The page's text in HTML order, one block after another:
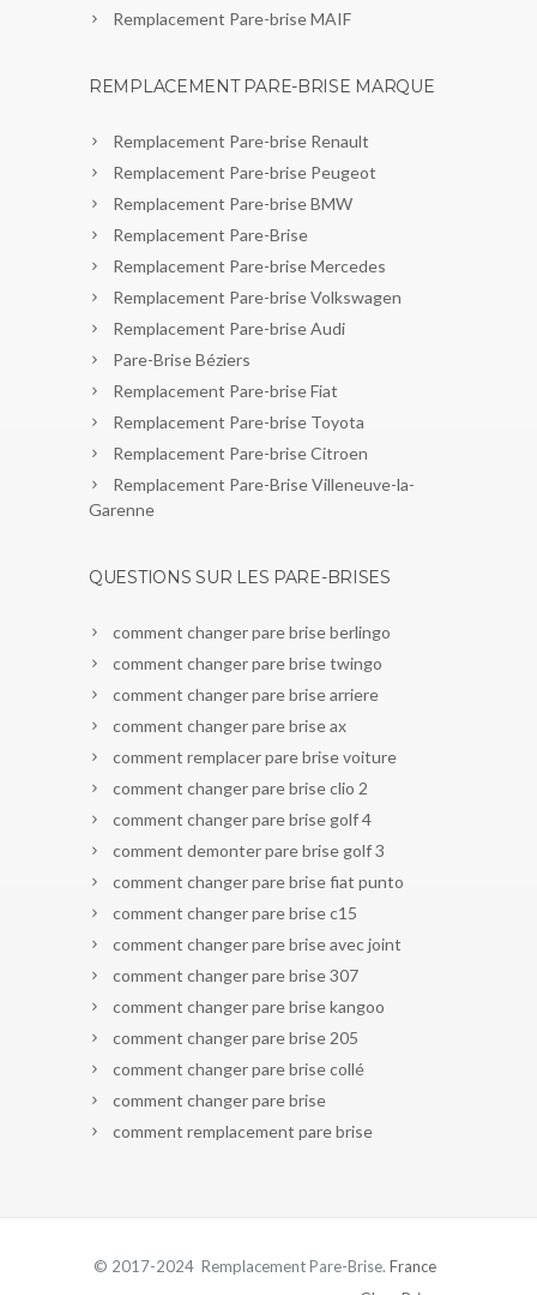
Remplacement Pare-brise MAIF
REMPLACEMENT PARE-BRISE MARQUE
Remplacement Pare-brise Renault
Remplacement Pare-brise Peugeot
Remplacement Pare-brise BMW
Remplacement Pare-Brise
Remplacement Pare-brise Mercedes
Remplacement Pare-brise Volkswagen
Remplacement Pare-brise Audi
Pare-Brise Béziers
Remplacement Pare-brise Fiat
Remplacement Pare-brise Toyota
Remplacement Pare-brise Citroen
Remplacement Pare-Brise Villeneuve-la-
Garenne
QUESTIONS SUR LES PARE-BRISES
comment changer pare brise berlingo
comment changer pare brise twingo
comment changer pare brise arriere
comment changer pare brise ax
comment remplacer pare brise voiture
comment changer pare brise clio 2
comment changer pare brise golf 4
comment demonter pare brise golf 3
comment changer pare brise fiat punto
comment changer pare brise c15
comment changer pare brise avec joint
comment changer pare brise 307
comment changer pare brise kangoo
comment changer pare brise 205
comment changer pare brise collé
comment changer pare brise
comment remplacement pare brise
© 2017-2024 Remplacement Pare-Brise. France